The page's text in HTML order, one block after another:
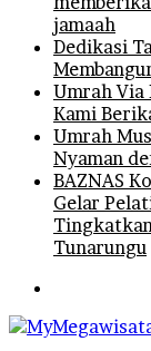
jamaah
Dedikasi
Umrah Via
Kami
Umrah
Nyaman
BAZNAS
Gelar
Tunarungu